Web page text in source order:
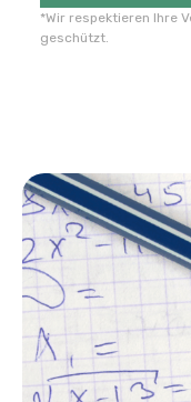
*Wir respektieren Ihre
geschützt.